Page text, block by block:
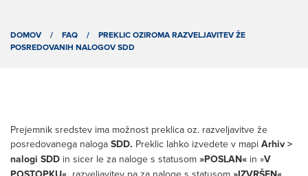
DOMOV / FAQ /
PREKLIC OZIROMA RAZVELJAVITEV ŽE
POSREDOVANIH NALOGOV SDD
Prejemnik sredstev ima možnost preklica oz. razveljavitve že
posredovanega naloga SDD. Preklic lahko izvedete v mapi Arhiv >
nalogi SDD in sicer le za naloge s statusom »POSLAN« in »V